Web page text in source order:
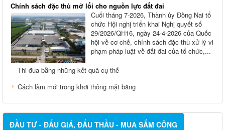
Chính sách đặc thù mở lối cho nguồn lực đất đai
Cuối tháng 7-2026, Thành ủy Ðồng Nai tổ
chức Hội nghị triển khai Nghị quyết số
29/2026/QH16, ngày 24-4-2026 của Quốc
hội về cơ chế, chính sách đặc thù xử lý vi
phạm pháp luật về đất đai của tổ chức,...
Thi đua bằng những kết quả cụ thể
Cách làm mới trong khơi thông mặt bằng
ĐẦU TƯ - ĐẤU GIÁ, ĐẤU THẦU - MUA SẮM CÔNG